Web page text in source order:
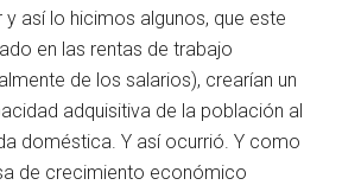
así lo hicimos algunos, que este
en las rentas de trabajo
de los salarios), crearían un
adquisitiva de la población al
doméstica. Y así ocurrió. Y como
de crecimiento económico